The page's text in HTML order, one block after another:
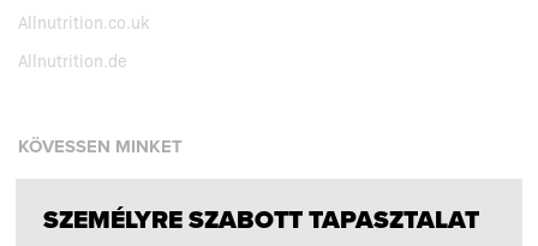
Allnutrition.co.uk
Allnutrition.de
KÖVESSEN MINKET
Facebook
SZEMÉLYRE SZABOTT TAPASZTALAT